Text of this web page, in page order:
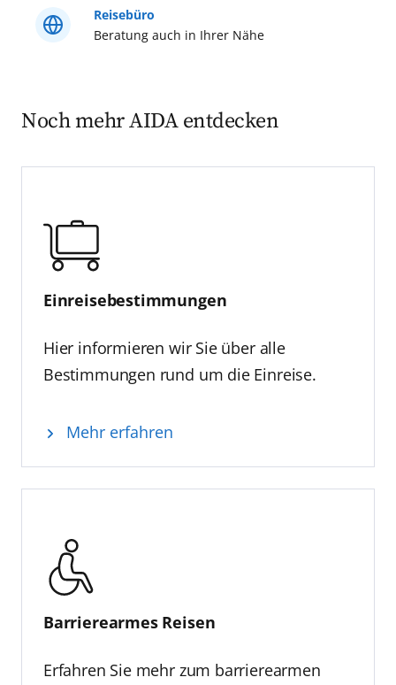
Beratung auch in Ihrer Nähe
Reisebüro
Noch mehr AIDA entdecken
Einreisebestimmungen
Hier informieren wir Sie über alle
Bestimmungen rund um die Einreise.
Mehr erfahren
Barrierearmes Reisen
Erfahren Sie mehr zum barrierearmen